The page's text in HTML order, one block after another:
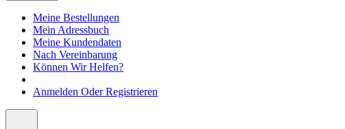
Meine Bestellungen
Mein Adressbuch
Meine Kundendaten
Nach Vereinbarung
Können Wir Helfen?
Anmelden Oder Registrieren